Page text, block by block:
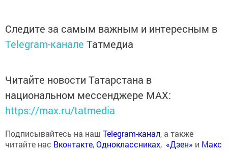
Следите за самым важным и интересным в
Telegram-канале Татмедиа
Читайте новости Татарстана в
национальном мессенджере MАХ:
https://max.ru/tatmedia
Подписывайтесь на наш Telegram-канал, а также
читайте нас Вконтакте,Одноклассниках, «Дзен» и Макс